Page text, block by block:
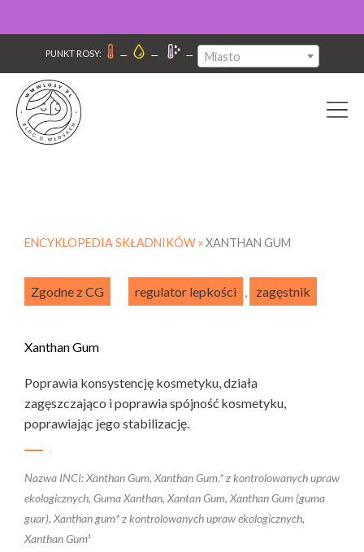
PUNKT ROSY: – – – Miasto
ENCYKLOPEDIA SKŁADNIKÓW » XANTHAN GUM
Zgodne z CG regulator lepkości , zagęstnik
Xanthan Gum
Poprawia konsystencję kosmetyku, działa
zagęszczająco i poprawia spójność kosmetyku,
poprawiając jego stabilizację.
Nazwa INCI: Xanthan Gum, Xanthan Gum.* z kontrolowanych upraw
ekologicznych, Guma Xanthan, Xantan Gum, Xanthan Gum (guma
guar), Xanthan gum* z kontrolowanych upraw ekologicznych,
Xanthan Gum¹